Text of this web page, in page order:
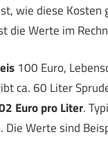
wie diese
die Werte im
100 Euro,
ca. 60 Liter
Euro pro Liter.
Werte sind